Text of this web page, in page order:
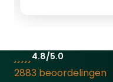
4.8/5.0
2883 beoordelingen